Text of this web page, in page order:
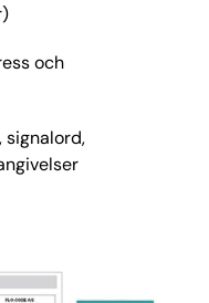
och
, signalord,